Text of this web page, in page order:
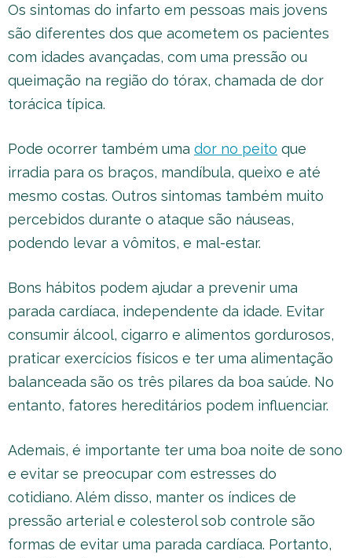
Os sintomas do infarto em pessoas mais jovens
são diferentes dos que acometem os pacientes
com idades avançadas, com uma pressão ou
queimação na região do tórax, chamada de dor
torácica típica.
Pode ocorrer também uma dor no peito que
irradia para os braços, mandíbula, queixo e até
mesmo costas. Outros sintomas também muito
percebidos durante o ataque são náuseas,
podendo levar a vômitos, e mal-estar.
Bons hábitos podem ajudar a prevenir uma
parada cardíaca, independente da idade. Evitar
consumir álcool, cigarro e alimentos gordurosos,
praticar exercícios físicos e ter uma alimentação
balanceada são os três pilares da boa saúde. No
entanto, fatores hereditários podem influenciar.
Ademais, é importante ter uma boa noite de sono
e evitar se preocupar com estresses do
cotidiano. Além disso, manter os índices de
pressão arterial e colesterol sob controle são
formas de evitar uma parada cardíaca. Portanto,